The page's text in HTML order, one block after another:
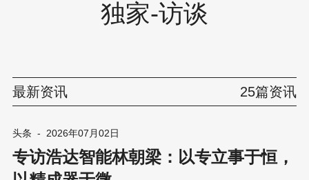
独家-访谈
最新资讯 25篇资讯
头条 - 2026年07月02日
专访浩达智能林朝梁：以专立事于恒，